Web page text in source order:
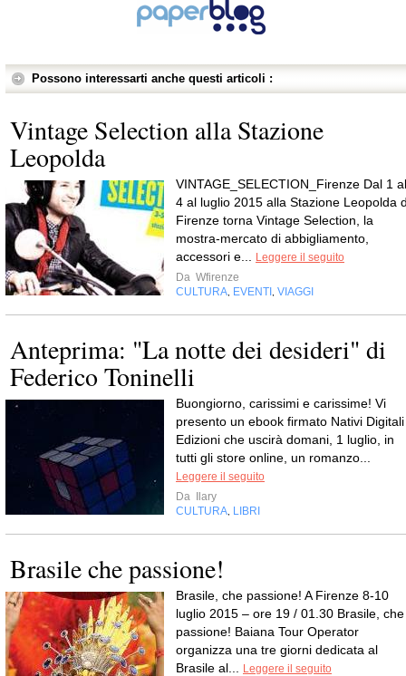
Possono interessarti anche questi articoli :
Vintage Selection alla Stazione
Leopolda
VINTAGE_SELECTION_Firenze Dal 1 al
4 al luglio 2015 alla Stazione Leopolda
Firenze torna Vintage Selection, la
mostra-mercato di abbigliamento,
accessori e...
Leggere il seguito
Da Wfirenze
CULTURA EVENTI VIAGGI
Anteprima: "La notte dei desideri" di
Federico Toninelli
Buongiorno, carissimi e carissime! Vi
presento un ebook firmato Nativi Digitali
Edizioni che uscirà domani, 1 luglio, in
tutti gli store online, un romanzo...
Leggere il seguito
Da
Ilary
CULTURA LIBRI
Brasile che passione!
Brasile, che passione! A Firenze 8-10
luglio 2015 – ore 19 / 01.30 Brasile, che
passione! Baiana Tour Operator
organizza una tre giorni dedicata al
Brasile al...
Leggere il seguito